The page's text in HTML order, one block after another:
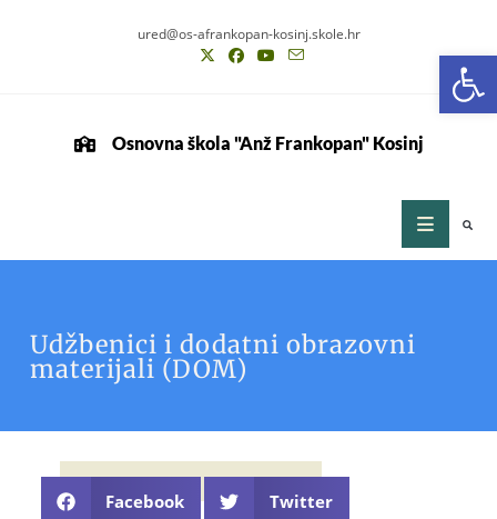
ured@os-afrankopan-kosinj.skole.hr
Osnovna škola "Anž Frankopan" Kosinj
Udžbenici i dodatni obrazovni
materijali (DOM)
Facebook Twitter